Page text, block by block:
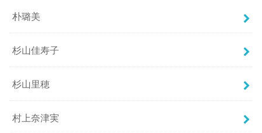
朴璐美
杉山佳寿子
杉山里穂
村上奈津実